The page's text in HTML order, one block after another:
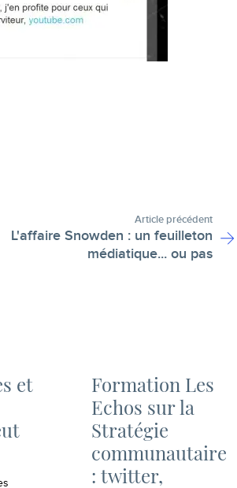
Article précédent
L'affaire Snowden : un feuilleton
médiatique... ou pas
et
Formation Les
Echos sur la
Stratégie
communautaire
: twitter,